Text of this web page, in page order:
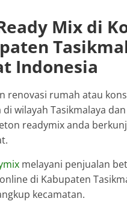
Mix di
Indonesia
renovasi rumah atau
wilayah Tasikmalaya
readymix anda
melayani penjualan
di Kabupaten
kecamatan.